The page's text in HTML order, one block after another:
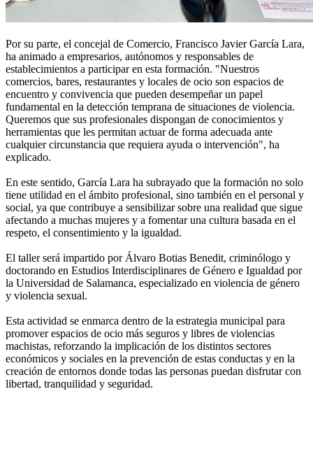
Por su parte, el concejal de Comercio, Francisco Javier García Lara,
ha animado a empresarios, autónomos y responsables de
establecimientos a participar en esta formación. "Nuestros
comercios, bares, restaurantes y locales de ocio son espacios de
encuentro y convivencia que pueden desempeñar un papel
fundamental en la detección temprana de situaciones de violencia.
Queremos que sus profesionales dispongan de conocimientos y
herramientas que les permitan actuar de forma adecuada ante
cualquier circunstancia que requiera ayuda o intervención", ha
explicado.
En este sentido, García Lara ha subrayado que la formación no solo
tiene utilidad en el ámbito profesional, sino también en el personal y
social, ya que contribuye a sensibilizar sobre una realidad que sigue
afectando a muchas mujeres y a fomentar una cultura basada en el
respeto, el consentimiento y la igualdad.
El taller será impartido por Álvaro Botias Benedit, criminólogo y
doctorando en Estudios Interdisciplinares de Género e Igualdad por
la Universidad de Salamanca, especializado en violencia de género
y violencia sexual.
Esta actividad se enmarca dentro de la estrategia municipal para
promover espacios de ocio más seguros y libres de violencias
machistas, reforzando la implicación de los distintos sectores
económicos y sociales en la prevención de estas conductas y en la
creación de entornos donde todas las personas puedan disfrutar con
libertad, tranquilidad y seguridad.